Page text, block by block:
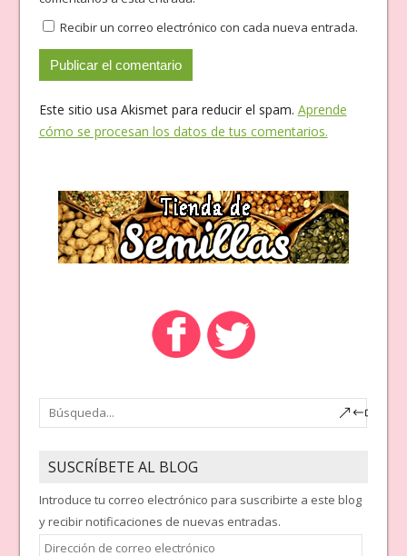
Recibir un correo electrónico con cada nueva entrada.
Este sitio usa Akismet para reducir el spam. Aprende
cómo se procesan los datos de tus comentarios.
SUSCRÍBETE AL BLOG
Introduce tu correo electrónico para suscribirte a este blog
y recibir notificaciones de nuevas entradas.
Dirección